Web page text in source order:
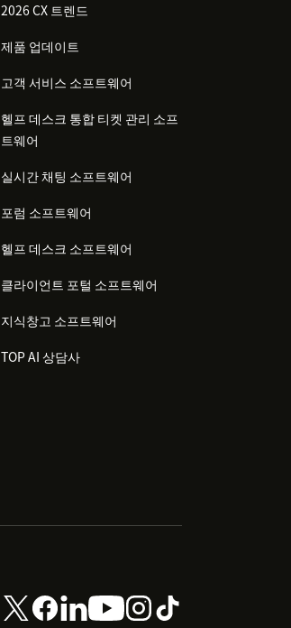
2026 CX 트렌드
제품 업데이트
고객 서비스 소프트웨어
헬프 데스크 통합 티켓 관리 소프
트웨어
실시간 채팅 소프트웨어
포럼 소프트웨어
헬프 데스크 소프트웨어
클라이언트 포털 소프트웨어
지식창고 소프트웨어
TOP AI 상담사